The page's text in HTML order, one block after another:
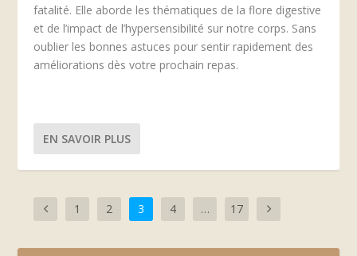
fatalité. Elle aborde les thématiques de la flore digestive
et de l’impact de l’hypersensibilité sur notre corps. Sans
oublier les bonnes astuces pour sentir rapidement des
améliorations dès votre prochain repas.
EN SAVOIR PLUS
1 2 3 4 … 17